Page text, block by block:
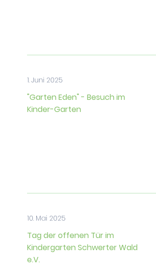
1. Juni 2025
"Garten Eden" - Besuch im
Kinder-Garten
10. Mai 2025
Tag der offenen Tür im
Kindergarten Schwerter Wald
e.V.